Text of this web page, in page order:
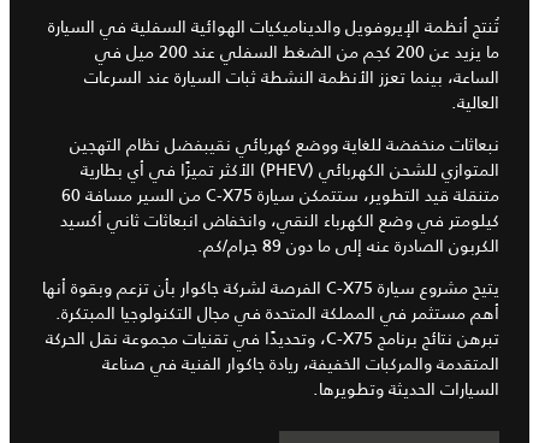
تُنتج أنظمة الإيروفويل والديناميكيات الهوائية السفلية في السيارة
ما يزيد عن 200 كجم من الضغط السفلي عند 200 ميل في
الساعة، بينما تعزز الأنظمة النشطة ثبات السيارة عند السرعات
العالية.
نبعاثات منخفضة للغاية ووضع كهربائي نقيبفضل نظام التهجين
المتوازي للشحن الكهربائي (PHEV) الأكثر تميزًا في أي بطارية
متنقلة قيد التطوير، ستتمكن سيارة C-X75 من السير مسافة 60
كيلومتر في وضع الكهرباء النقي، وانخفاض انبعاثات ثاني أكسيد
الكربون الصادرة عنه إلى ما دون 89 جرام/كم.
يتيح مشروع سيارة C-X75 الفرصة لشركة جاكوار بأن تزعم وبقوة أنها
أهم مستثمر في المملكة المتحدة في مجال التكنولوجيا المبتكرة.
تبرهن نتائج برنامج C-X75، وتحديدًا في تقنيات مجموعة نقل الحركة
المتقدمة والمركبات الخفيفة، ريادة جاكوار الفنية في صناعة
السيارات الحديثة وتطويرها.